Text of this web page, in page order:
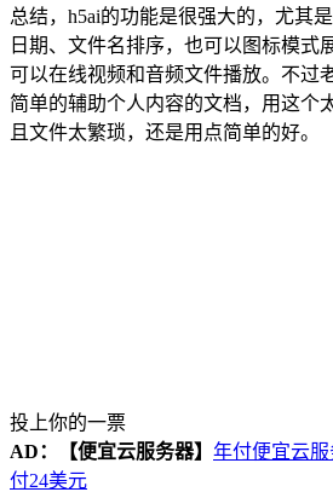
总结，h5ai的功能是很强大的，尤其
日期、文件名排序，也可以图标模式
可以在线视频和音频文件播放。不过
简单的辅助个人内容的文档，用这个
且文件太繁琐，还是用点简单的好。
投上你的一票
AD：
【便宜云服务器】 年付便宜云
付24美元